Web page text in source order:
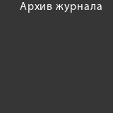
Архив журнала